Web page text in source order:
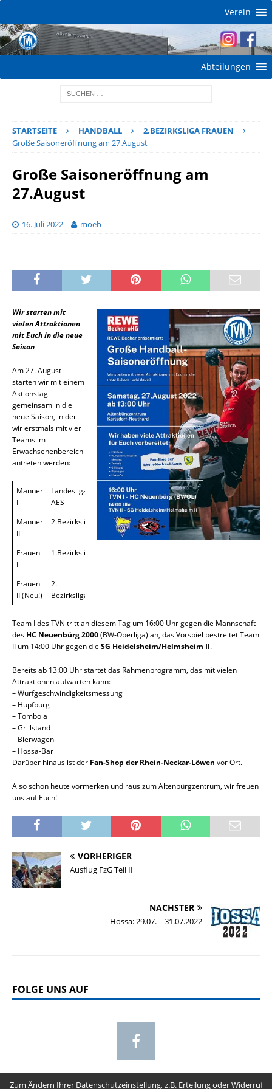
Verein
Abteilungen
STARTSEITE HANDBALL
2.BEZIRKSLIGA FRAUEN
Große Saisoneröffnung am 27.August
Große Saisoneröffnung am
27.August
16. Juli 2022 moeb
Wir starten mit
vielen Attraktionen
mit Euch in die neue
Saison
Am 27. August
starten wir mit einem
Aktionstag
gemeinsam in die
neue Saison, in der
wir erstmals mit vier
Teams im
Erwachsenenbereich
antreten werden:
Männer
I
Landesliga
AES
Männer
II
2.Bezirksliga
Frauen
I
1.Bezirksliga
Frauen
II (Neu!)
2.
Bezirksliga
Team I des TVN tritt an diesem Tag um 16:00 Uhr gegen die Mannschaft
des HC Neuenbürg 2000(BW-Oberliga) an, das Vorspiel bestreitet Team
II um 14:00 Uhr gegen die SG Heidelsheim/Helmsheim II.
Bereits ab 13:00 Uhr startet das Rahmenprogramm, das mit vielen
Attraktionen aufwarten kann:
– Wurfgeschwindigkeitsmessung
– Hüpfburg
– Tombola
– Grillstand
– Bierwagen
– Hossa-Bar
Darüber hinaus ist der Fan-Shop der Rhein-Neckar-Löwen vor Ort.
Also schon heute vormerken und raus zum Altenbürgzentrum, wir freuen
uns auf Euch!
VORHERIGER
Ausflug FzG Teil II
NÄCHSTER
Hossa: 29.07. – 31.07.2022
FOLGE UNS AUF
Zum Ändern Ihrer Datenschutzeinstellung, z.B. Erteilung oder Widerruf